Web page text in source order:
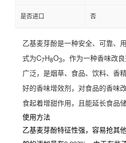
是否进口 否
乙基麦芽酚是一种安全、可靠、
式为C7H8O3。作为一种香味改
广泛，是烟草、食品、饮料、香
好的香味增效剂，对食品的香味
食起着增甜作用，且能延长食品储
使用方法
乙基麦芽酚特征性强，容易抢其